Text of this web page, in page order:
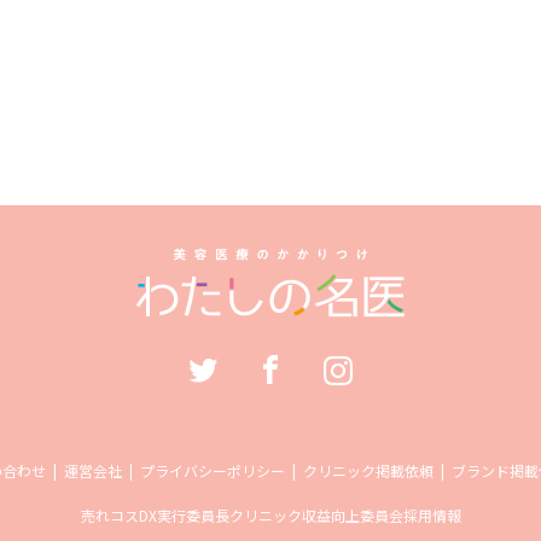
わせ 運営会社 プライバシーポリシー クリニック掲載依頼 ブランド掲
売れコスDX実行委員長クリニック収益向上委員会採用情報